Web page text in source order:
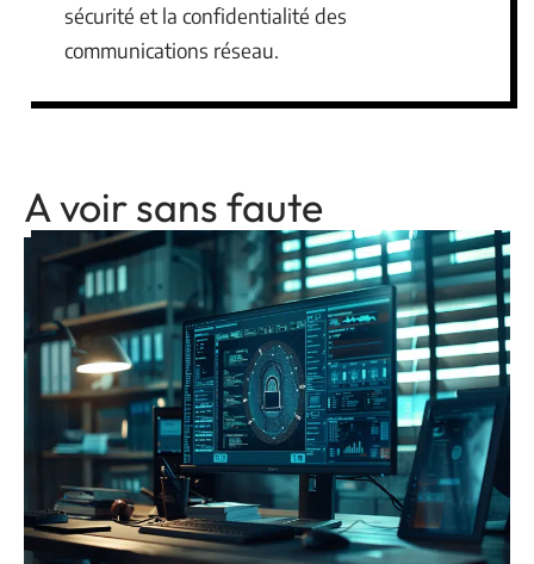
sécurité et la confidentialité des
communications réseau.
A voir sans faute